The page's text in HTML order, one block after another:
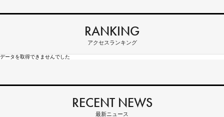
RANKING
アクセスランキング
データを取得できませんでした
RECENT NEWS
最新ニュース